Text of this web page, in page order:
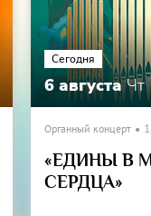
Сегодня
6 августа Чт
Органный концерт
«ЕДИНЫ В
СЕРДЦА»